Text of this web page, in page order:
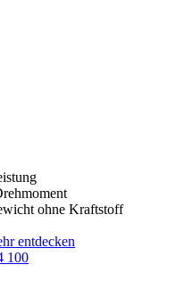
ohne Kraftstoff
entdecken
100